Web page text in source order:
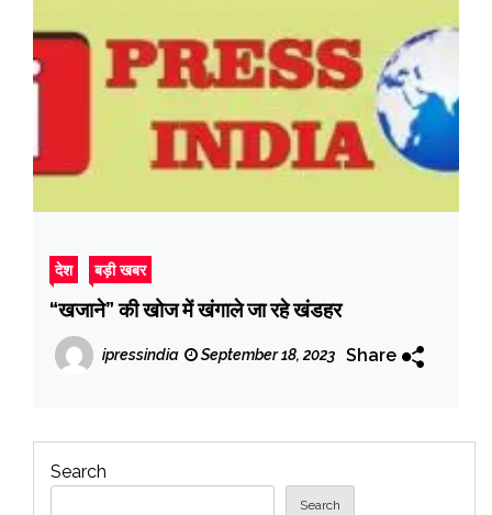
देश बड़ी खबर
“खजाने” की खोज में खंगाले जा रहे खंडहर
ipressindia September 18, 2023 Share
Search
Search